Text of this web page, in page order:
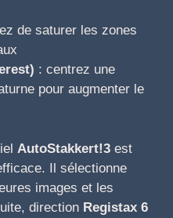
de saturer les zones
: centrez une
pour augmenter le
AutoStakkert!3 est
Il sélectionne
images et les
direction Registax 6